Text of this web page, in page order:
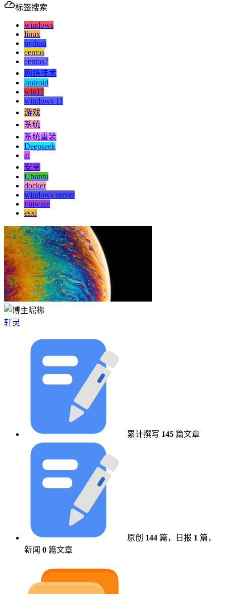
标签搜索
windows
linux
python
centos
centos7
网络技术
android
win11
windows 11
游戏
系统
系统重装
Deepseek
ai
安卓
Ubuntu
docker
windows server
vmware
esxi
轩灵
累计撰写 145 篇文章
原创 144 篇， 日报 1 篇，
新闻 0 篇文章